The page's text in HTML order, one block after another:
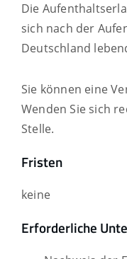
Die
sich nach der
Deutschland
Sie können eine
Wenden Sie sich
Stelle.
Fristen
keine
Erforderliche